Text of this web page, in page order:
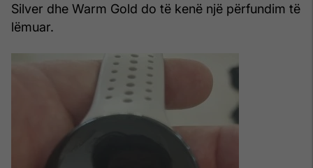
Silver dhe Warm Gold do të kenë një përfundim të
lëmuar.